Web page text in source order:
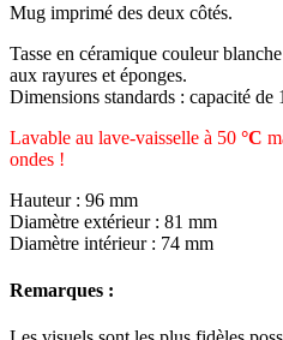
Mug imprimé des deux côtés.
Tasse en céramique couleur
aux rayures et éponges.
Dimensions standards : capacité de
Lavable au lave-vaisselle à 50 °C
ondes !
Hauteur : 96 mm
Diamètre extérieur : 81 mm
Diamètre intérieur : 74 mm
Remarques :